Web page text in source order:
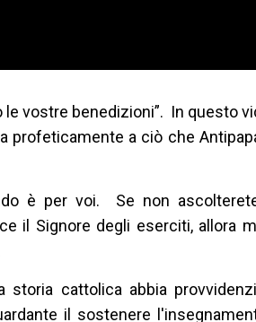
le vostre benedizioni”. In questo
a ciò che
è per voi. Se non
il Signore degli eserciti, allora
cattolica abbia
il sostenere